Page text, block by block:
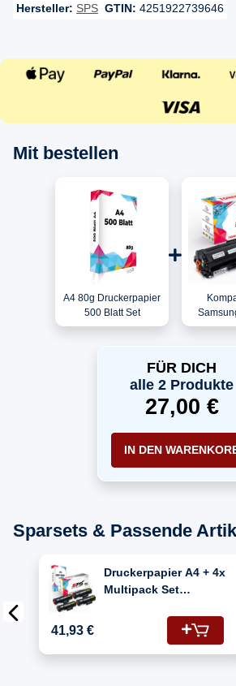
Hersteller: SPS GTIN: 4251922739646
Mit bestellen
A4 80g Druckerpapier
500 Blatt Set
Toner
FÜR DICH
alle 2 Produkte
27,00 €
IN DEN
Sparsets & Passende
Druckerpapier A4 + 4x
Multipack Set
Samsung M 2070 F
(MLT-D111L/111L)
Toner Schwarz
41,93 €